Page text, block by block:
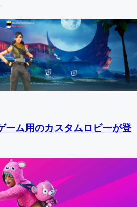
ーム用のカスタムロビーが登